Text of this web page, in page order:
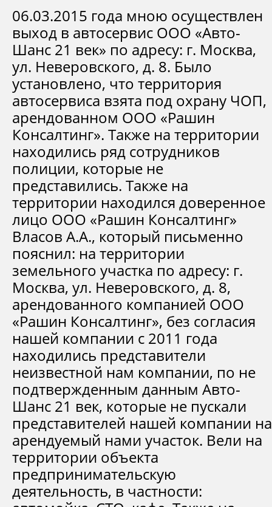
06.03.2015 года мною осуществлен
выход в автосервис ООО «Авто-
Шанс 21 век» по адресу: г. Москва,
ул. Неверовского, д. 8. Было
установлено, что территория
автосервиса взята под охрану ЧОП,
арендованном ООО «Рашин
Консалтинг». Также на территории
находились ряд сотрудников
полиции, которые не
представились. Также на
территории находился доверенное
лицо ООО «Рашин Консалтинг»
Власов А.А., который письменно
пояснил: на территории
земельного участка по адресу: г.
Москва, ул. Неверовского, д. 8,
арендованного компанией ООО
«Рашин Консалтинг», без согласия
нашей компании с 2011 года
находились представители
неизвестной нам компании, по не
подтвержденным данным Авто-
Шанс 21 век, которые не пускали
представителей нашей компании на
арендуемый нами участок. Вели на
территории объекта
предпринимательскую
деятельность, в частности: